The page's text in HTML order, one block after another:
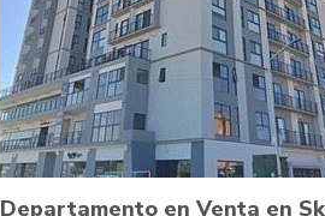
Departamento en Venta en